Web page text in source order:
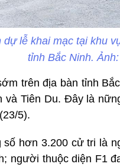
lễ khai mạc tại khu
tỉnh Bắc Ninh. Ảnh:
trên địa bàn tỉnh
và Tiên Du. Đây là
5).
số hơn 3.200 cử tri là
người thuộc diện F1